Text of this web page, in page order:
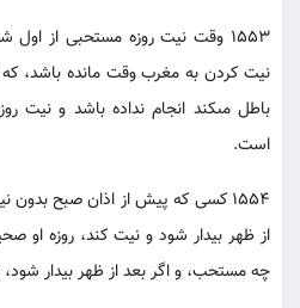
1553 وقت نيت روزه مستحبى از
نيت كردن به مغرب وقت مانده باشد، كه
باطل مى‏كند انجام نداده باشد و نيت
است.
1554 كسى كه پيش از اذان صبح
از ظهر بيدار شود و نيت كند، روزه او
چه مستحب، و اگر بعد از ظهر بيدار شود،